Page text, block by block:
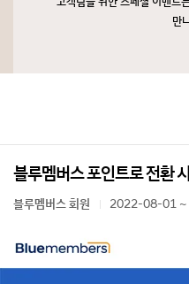
고객님을 위한 스페셜 이벤트
만
블루멤버스 포인트로 전환
블루멤버스 회원 2022-08-01